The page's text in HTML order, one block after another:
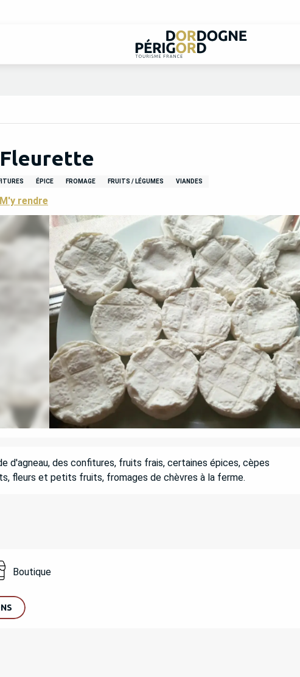
ÉPICE FROMAGE FRUITS / LÉGUMES VIANDES
M'y rendre
d'agneau, des confitures, fruits frais, certaines épices, cèpes
fleurs et petits fruits, fromages de chèvres à la ferme.
Boutique